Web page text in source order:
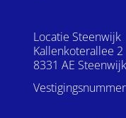
Locatie Steenwijk
Kallenkoterallee 2
8331 AE Steenwijk